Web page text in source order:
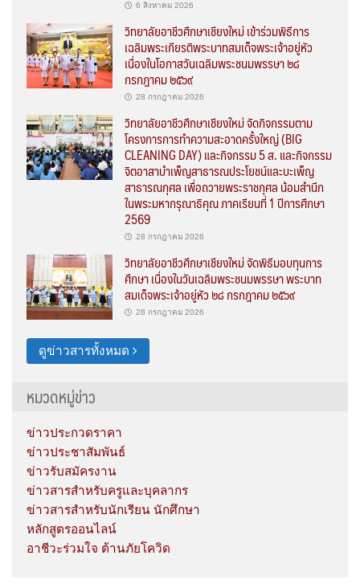
6 สิงหาคม 2026
วิทยาลัยอาชีวศึกษาเชียงใหม่ เข้าร่วมพิธีการ
เฉลิมพระเกียรติพระบาทสมเด็จพระเจ้าอยู่หัว
เนื่องในโอกาสวันเฉลิมพระชนมพรรษา ๒๘
กรกฎาคม ๒๕๖๙
28 กรกฎาคม 2026
วิทยาลัยอาชีวศึกษาเชียงใหม่ จัดกิจกรรมตาม
โครงการการทำความสะอาดครั้งใหญ่ (BIG
CLEANING DAY) และกิจกรรม 5 ส. และกิจกรรม
จิตอาสาบำเพ็ญสาธารณประโยชน์และบะเพ็ญ
สาธารณกุศล เพื่อถวายพระราชกุศล น้อมสำนึก
ในพระมหากรุณาธิคุณ ภาคเรียนที่ 1 ปีการศึกษา
2569
28 กรกฎาคม 2026
วิทยาลัยอาชีวศึกษาเชียงใหม่ จัดพิธีมอบทุนการ
ศึกษา เนื่องในวันเฉลิมพระชนมพรรษา พระบาท
สมเด็จพระเจ้าอยู่หัว ๒๘ กรกฎาคม ๒๕๖๙
28 กรกฎาคม 2026
ดูข่าวสารทั้งหมด
หมวดหมู่ข่าว
ข่าวประกวดราคา
ข่าวประชาสัมพันธ์
ข่าวรับสมัครงาน
ข่าวสารสำหรับครูและบุคลากร
ข่าวสารสำหรับนักเรียน นักศึกษา
หลักสูตรออนไลน์
อาชีวะร่วมใจ ต้านภัยโควิด